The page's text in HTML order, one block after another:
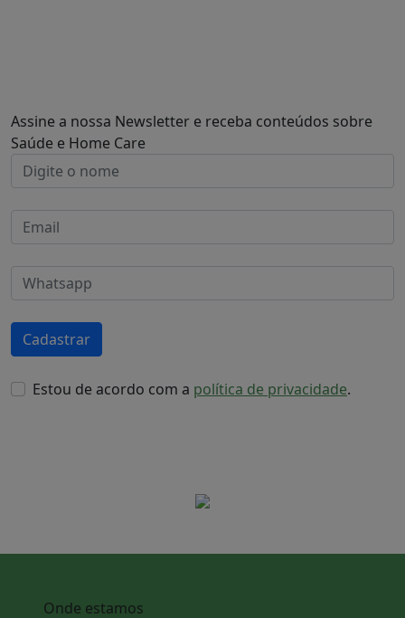
Assine a nossa Newsletter e receba conteúdos sobre
Saúde e Home Care
Cadastrar
Estou de acordo com a política de privacidade.
Onde estamos